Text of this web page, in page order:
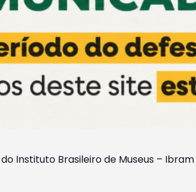
Instituto Brasileiro de Museus –